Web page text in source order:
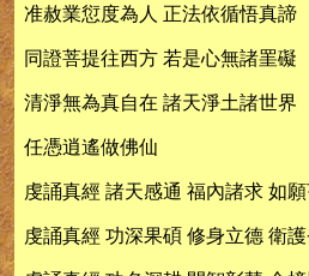
准赦業愆度為人 正法依循悟真諦
同證菩提往西方 若是心無諸罣礙
清淨無為真自在 諸天淨土諸世界
任憑逍遙做佛仙
虔誦真經 諸天感通 福內諸求 如願
虔誦真經 功深果碩 修身立德 衛